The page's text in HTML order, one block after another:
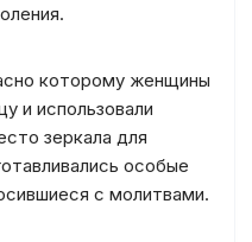
которому женщины
и использовали
зеркала для
особые
с молитвами.